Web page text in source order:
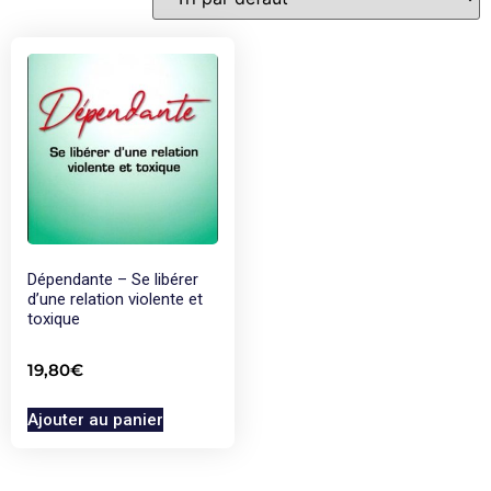
Dépendante – Se libérer
d’une relation violente et
toxique
19,80€
Ajouter au panier